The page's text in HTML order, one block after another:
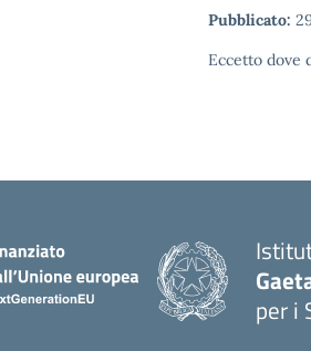
Pubblicato:
Eccetto dove
per i